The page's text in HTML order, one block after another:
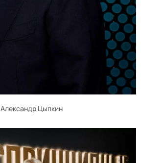
Александр Цыпкин